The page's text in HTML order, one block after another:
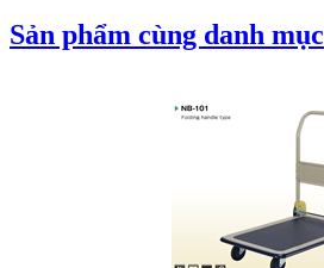
Sản phẩm cùng danh mục